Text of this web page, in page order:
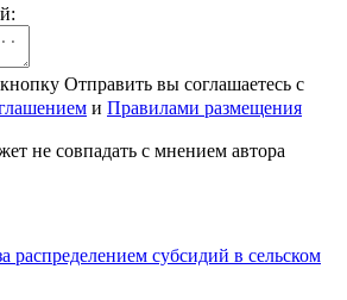
Отправить вы соглашаетесь с
и Правилами размещения
не совпадать с мнением автора
распределением субсидий в сельском